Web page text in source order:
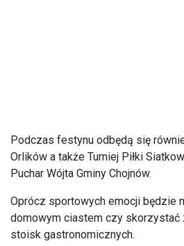
Podczas festynu odbędą się
Orlików a także Turniej Piłki
Puchar Wójta Gminy Chojnów.
Oprócz sportowych emocji będzie
domowym ciastem czy
stoisk gastronomicznych.